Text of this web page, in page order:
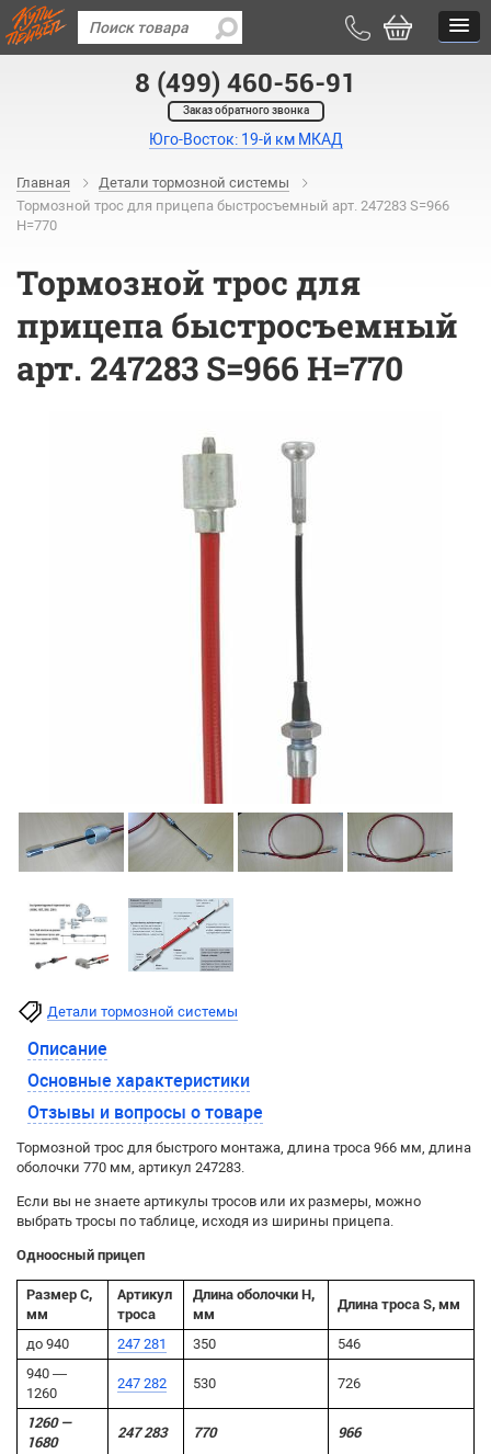
8 (499) 460-56-91
Заказ обратного звонка
Юго-Восток: 19-й км МКАД
Главная
Детали тормозной системы
Тормозной трос для прицепа быстросъемный арт. 247283 S=966
H=770
Тормозной трос для
прицепа быстросъемный
арт. 247283 S=966 H=770
Детали тормозной системы
Описание
Основные характеристики
Отзывы и вопросы о товаре
Тормозной трос для быстрого монтажа, длина троса 966 мм, длина
оболочки 770 мм, артикул 247283.
Если вы не знаете артикулы тросов или их размеры, можно
выбрать тросы по таблице, исходя из ширины прицепа.
Одноосный прицеп
Размер C,
мм
Артикул
троса
Длина оболочки H,
мм
Длина троса S, мм
до 940 247 281 350
546
940 —
1260
247 282 530 726
1260 —
1680
247 283 770 966